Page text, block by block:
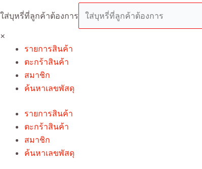
ใส่บุหรี่ที่ลูกค้าต้องการ
×
รายการสินค้า
ตะกร้าสินค้า
สมาชิก
ค้นหาเลขพัสดุ
รายการสินค้า
ตะกร้าสินค้า
สมาชิก
ค้นหาเลขพัสดุ